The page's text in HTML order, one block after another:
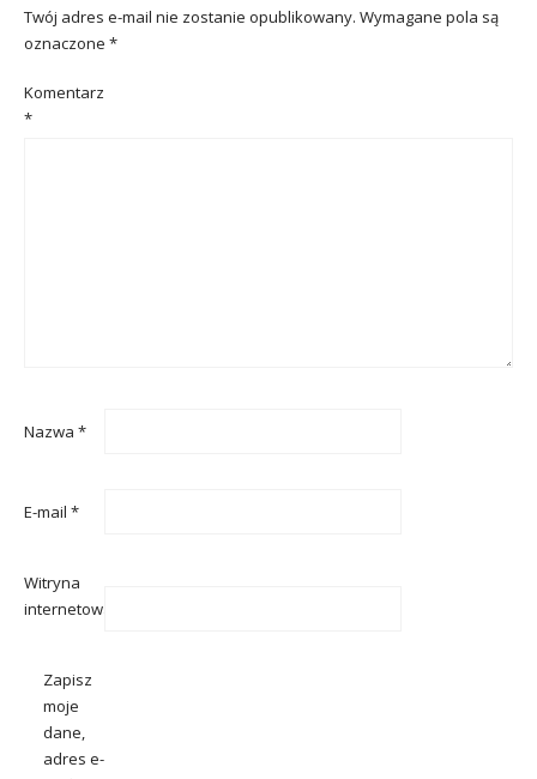
Twój adres e-mail nie zostanie opublikowany. Wymagane pola są
oznaczone *
Komentarz
*
Nazwa *
E-mail *
Witryna
internetowa
Zapisz
moje
dane,
adres e-